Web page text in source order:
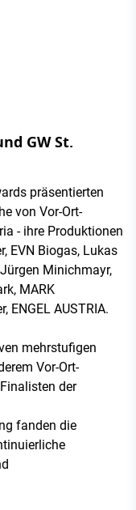
GW St.
präsentierten
von Vor-Ort-
- ihre Produktionen
EVN Biogas, Lukas
Minichmayr,
MARK
ENGEL AUSTRIA.
mehrstufigen
Vor-Ort-
der
fanden die